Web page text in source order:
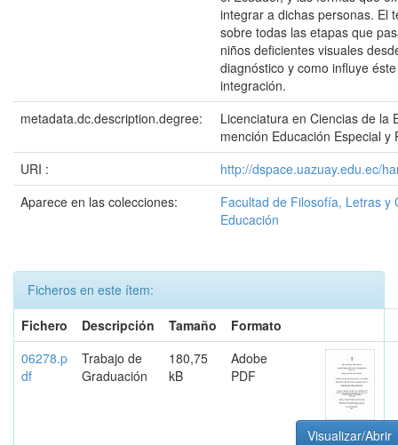
integrar a dichas personas. El
sobre todas las etapas que
niños deficientes visuales
diagnóstico y como influye
integración.
metadata.dc.description.degree:
Licenciatura en Ciencias de la
mención Educación Especial y
URI :
http://dspace.uazuay.edu.ec/
Aparece en las colecciones:
Facultad de Filosofía, Letras y
Educación
Ficheros en este ítem:
Fichero
Descripción Tamaño
Formato
06278.p
df
Trabajo de
Graduación
180,75
kB
Adobe
PDF
Visualizar/Abrir